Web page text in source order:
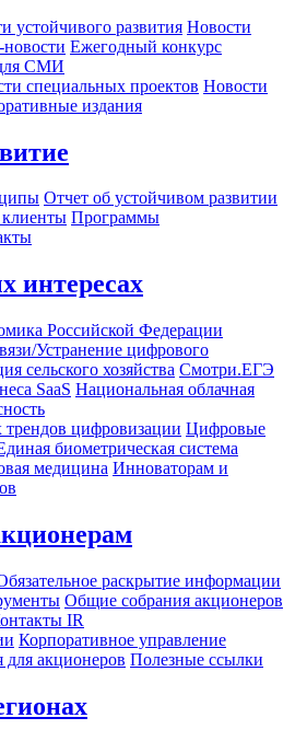
устойчивого развития Новости
Ежегодный конкурс
СМИ
специальных проектов Новости
издания
Отчет об устойчивом развитии
Программы
интересах
Российской Федерации
Устранение цифрового
сельского хозяйства Смотри.ЕГЭ
SaaS Национальная облачная
цифровизации Цифровые
биометрическая система
медицина Инноваторам и
раскрытие информации
Общие собрания акционеров
IR
Корпоративное управление
акционеров Полезные ссылки